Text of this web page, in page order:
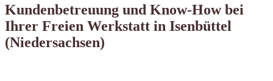
Kundenbetreuung und Know-How bei
Ihrer Freien Werkstatt in Isenbüttel
(Niedersachsen)